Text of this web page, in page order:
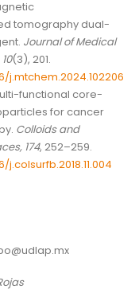
tomography dual-
Journal of Medical
(3), 201.
j.mtchem.2024.102206
functional core-
for cancer
Colloids and
174, 252–259.
j.colsurfb.2018.11.004